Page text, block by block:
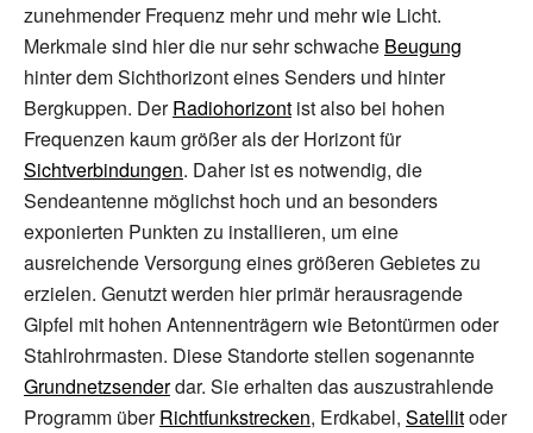
zunehmender Frequenz mehr und mehr wie Licht.
Merkmale sind hier die nur sehr schwache Beugung
hinter dem Sichthorizont eines Senders und hinter
Bergkuppen. DerRadiohorizont ist also bei hohen
Frequenzen kaum größer als der Horizont für
Sichtverbindungen. Daher ist es notwendig, die
Sendeantenne möglichst hoch und an besonders
exponierten Punkten zu installieren, um eine
ausreichende Versorgung eines größeren Gebietes zu
erzielen. Genutzt werden hier primär herausragende
Gipfel mit hohen Antennenträgern wie Betontürmen oder
Stahlrohrmasten. Diese Standorte stellen sogenannte
Grundnetzsenderdar. Sie erhalten das auszustrahlende
Programm überRichtfunkstrecken, Erdkabel, Satellitoder